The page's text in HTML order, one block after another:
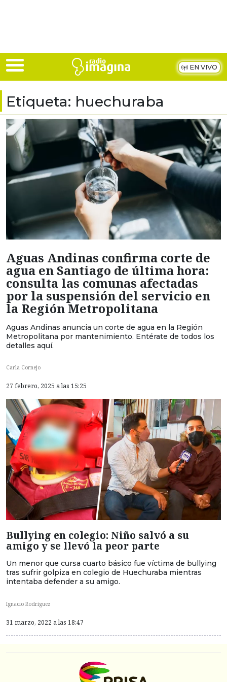
EN VIVO
Etiqueta: huechuraba
Aguas Andinas confirma corte de
agua en Santiago de última hora:
consulta las comunas afectadas
por la suspensión del servicio en
la Región Metropolitana
Aguas Andinas anuncia un corte de agua en la Región
Metropolitana por mantenimiento. Entérate de todos los
detalles aquí.
Carla Cornejo
27 febrero, 2025 a las 15:25
Bullying en colegio: Niño salvó a su
amigo y se llevó la peor parte
Un menor que cursa cuarto básico fue víctima de bullying
tras sufrir golpiza en colegio de Huechuraba mientras
intentaba defender a su amigo.
Ignacio Rodríguez
31 marzo, 2022 a las 18:47